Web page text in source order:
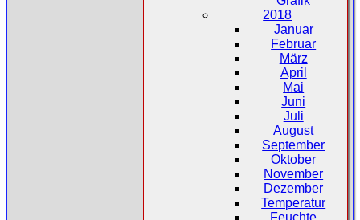
2018
Januar
Februar
März
April
Mai
Juni
Juli
August
September
Oktober
November
Dezember
Temperatur
Feuchte